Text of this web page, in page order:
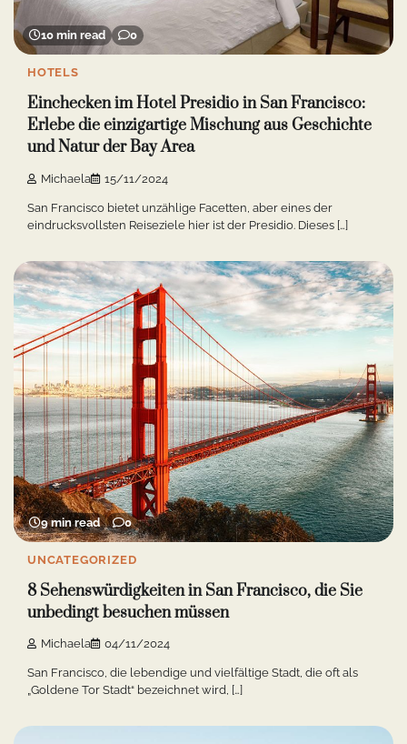
10 min read 0
HOTELS
Einchecken im Hotel Presidio in San Francisco:
Erlebe die einzigartige Mischung aus Geschichte
und Natur der Bay Area
Michaela 15/11/2024
San Francisco bietet unzählige Facetten, aber eines der
eindrucksvollsten Reiseziele hier ist der Presidio. Dieses […]
9 min read 0
UNCATEGORIZED
8 Sehenswürdigkeiten in San Francisco, die Sie
unbedingt besuchen müssen
Michaela 04/11/2024
San Francisco, die lebendige und vielfältige Stadt, die oft als
„Goldene Tor Stadt“ bezeichnet wird, […]